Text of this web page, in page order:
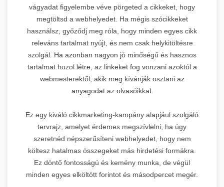
vágyadat figyelembe véve pörgeted a cikkeket, hogy
megtöltsd a webhelyedet. Ha mégis szócikkeket
használsz, győződj meg róla, hogy minden egyes cikk
releváns tartalmat nyújt, és nem csak helykitöltésre
szolgál. Ha azonban nagyon jó minőségű és hasznos
tartalmat hozol létre, az linkeket fog vonzani azoktól a
webmesterektől, akik meg kívánják osztani az
anyagodat az olvasóikkal.
Ez egy kiváló cikkmarketing-kampány alapjául szolgáló
tervrajz, amelyet érdemes megszívlelni, ha úgy
szeretnéd népszerűsíteni webhelyedet, hogy nem
költesz hatalmas összegeket más hirdetési formákra.
Ez döntő fontosságú és kemény munka, de végül
minden egyes elköltött forintot és másodpercet megér.